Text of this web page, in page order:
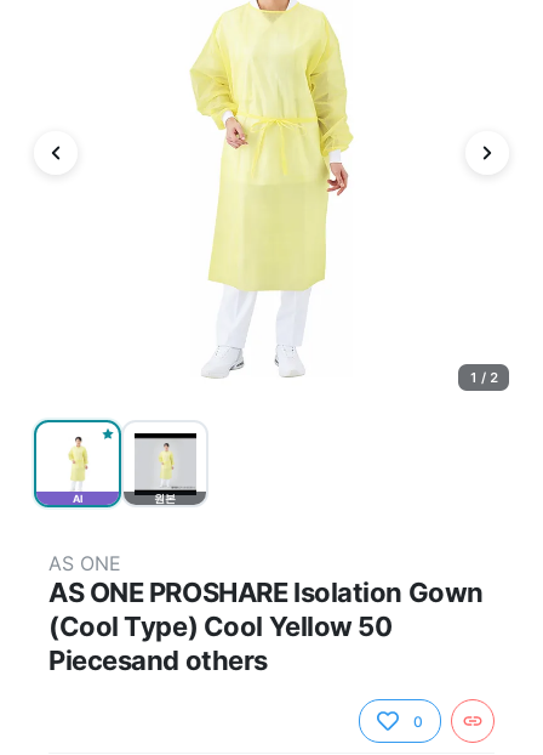
AI 원본
1 / 2
AS ONE
AS ONE PROSHARE Isolation Gown
(Cool Type) Cool Yellow 50
Piecesand others
0